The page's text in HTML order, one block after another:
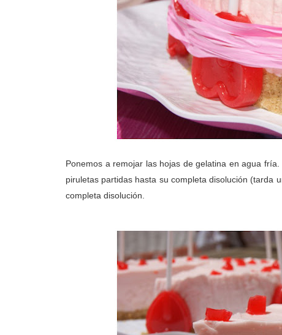
Ponemos a remojar las hojas de gelatina en agua
piruletas partidas hasta su completa disolución (tarda
completa disolución.